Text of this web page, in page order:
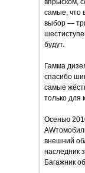
впрыском,
самые, что
выбор —
будут.
Гамма
спасибо
самые
только для
Осенью
внешний
наследник
Багажник